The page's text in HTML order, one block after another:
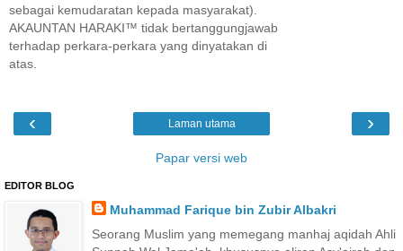
sebagai kemudaratan kepada masyarakat).
AKAUNTAN HARAKI™ tidak bertanggungjawab
terhadap perkara-perkara yang dinyatakan di
atas.
‹ ›
Laman utama
Papar versi web
EDITOR BLOG
Muhammad Farique bin Zubir Albakri
Seorang Muslim yang memegang manhaj aqidah Ahli